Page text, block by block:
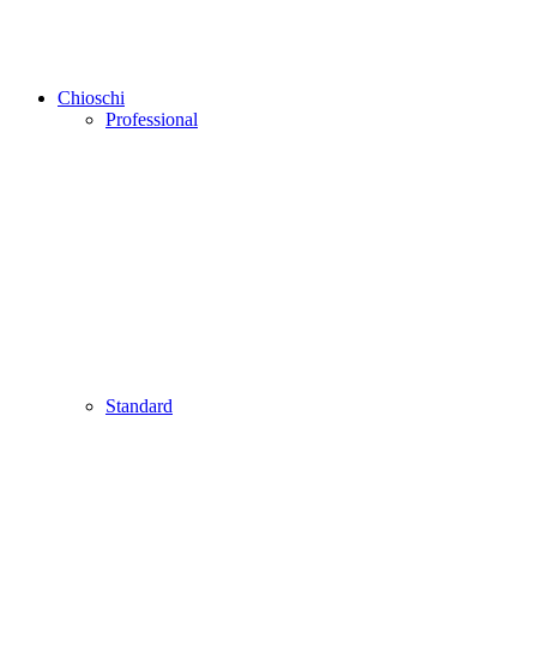
Chioschi
Professional
Standard